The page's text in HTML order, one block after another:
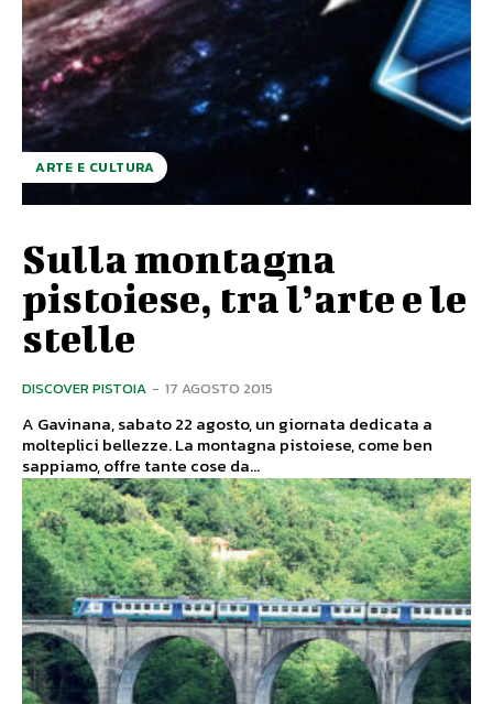
ARTE E CULTURA
Sulla montagna
pistoiese, tra l’arte e le
stelle
DISCOVER PISTOIA - 17 AGOSTO 2015
A Gavinana, sabato 22 agosto, un giornata dedicata a
molteplici bellezze. La montagna pistoiese, come ben
sappiamo, offre tante cose da...